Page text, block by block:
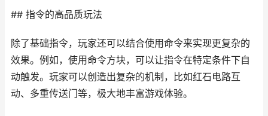
## 指令的高品质玩法
除了基础指令，玩家还可以结合使用命令来实现更复杂的
效果。例如，使用命令方块，可以让指令在特定条件下自
动触发。玩家可以创造出复杂的机制，比如红石电路互
动、多重传送门等，极大地丰富游戏体验。